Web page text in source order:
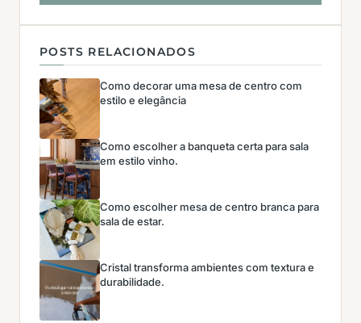
POSTS RELACIONADOS
Como decorar uma mesa de centro com
estilo e elegância
Como escolher a banqueta certa para sala
em estilo vinho.
Como escolher mesa de centro branca para
sala de estar.
Cristal transforma ambientes com textura e
durabilidade.